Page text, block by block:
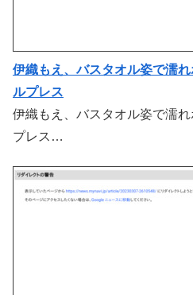
伊織もえ、バスタオル姿で濡
ルプレス
伊織もえ、バスタオル姿で濡
プレス…